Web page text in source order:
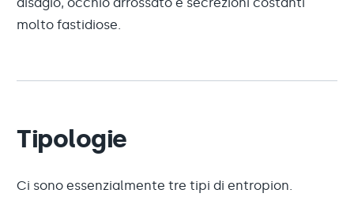
molto fastidiose.
Tipologie
Ci sono essenzialmente tre tipi di entropion.